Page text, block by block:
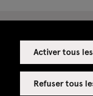
Activer tous
Refuser tous
Espace presse
Espace
Espace